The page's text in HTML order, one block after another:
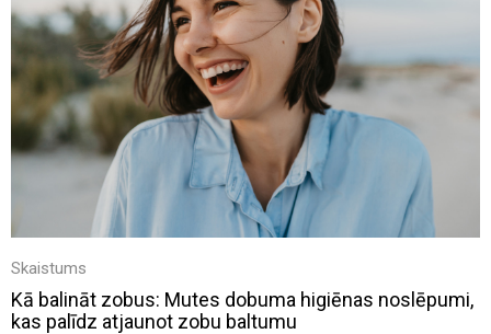
Skaistums
Kā balināt zobus: Mutes dobuma higiēnas noslēpumi,
kas palīdz atjaunot zobu baltumu